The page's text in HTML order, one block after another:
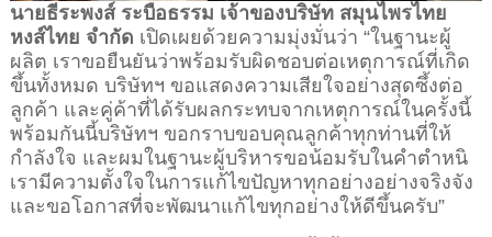
นายธีระพงส์ ระบือธรรม เจ้าของบริษัท สมุนไพรไทย
หงส์ไทย จำกัด เปิดเผยด้วยความมุ่งมั่นว่า “ในฐานะผู้
ผลิต เราขอยืนยันว่าพร้อมรับผิดชอบต่อเหตุการณ์ที่เกิด
ขึ้นทั้งหมด บริษัทฯ ขอแสดงความเสียใจอย่างสุดซึ้งต่อ
ลูกค้า และคู่ค้าที่ได้รับผลกระทบจากเหตุการณ์ในครั้งนี้
พร้อมกันนี้บริษัทฯ ขอกราบขอบคุณลูกค้าทุกท่านที่ให้
กำลังใจ และผมในฐานะผู้บริหารขอน้อมรับในคำตำหนิ
เรามีความตั้งใจในการแก้ไขปัญหาทุกอย่างอย่างจริงจัง
และขอโอกาสที่จะพัฒนาแก้ไขทุกอย่างให้ดีขึ้นครับ”